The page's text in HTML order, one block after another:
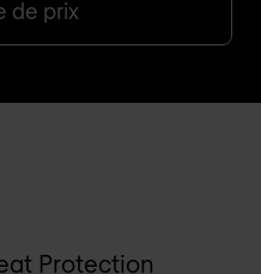
de prix
Protection